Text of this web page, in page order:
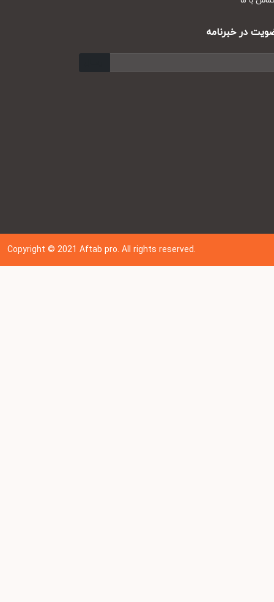
در خبرنامه
Copyright © 202 1Aftab pro. All rights reserved.